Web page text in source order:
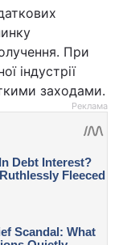
При
індустрії
заходами.
Реклама